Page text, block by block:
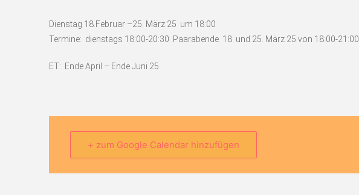
Dienstag 18.Februar –25. März 25 um 18:00
Termine: dienstags 18:00-20:30 Paarabende 18. und 25. März 25 von 18:00-21:00
ET: Ende April – Ende Juni 25
+ zum Google Calendar hinzufügen